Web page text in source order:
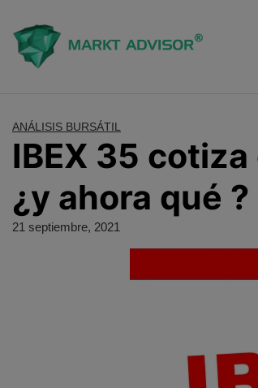
contenido
ANÁLISIS BURSÁTIL
IBEX 35
¿y ahora qué ?
21 septiembre, 2021